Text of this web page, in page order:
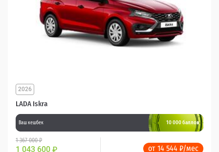
LADA Iskra
2026
Ваш кешбек 10 000 баллов
1 367 000 ₽
1 043 600 ₽ от 14 544 ₽/мес